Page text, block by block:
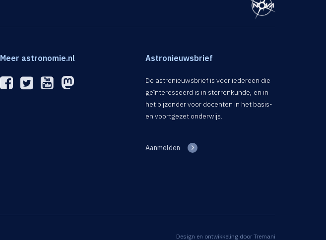
Meer astronomie.nl Astronieuwsbrief
De astronieuwsbrief is voor iedereen die
geïnteresseerd is in sterrenkunde, en in
het bijzonder voor docenten in het basis-
en voortgezet onderwijs.
Aanmelden
Design en ontwikkeling door Tremani